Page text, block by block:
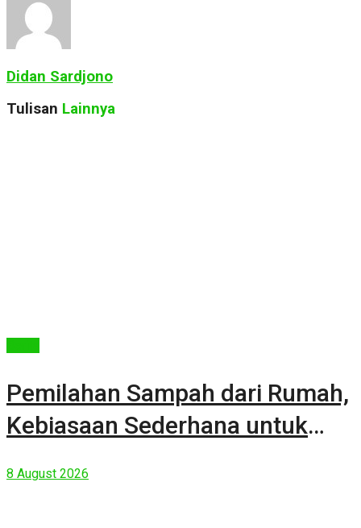
Didan Sardjono
Tulisan Lainnya
Pemilahan Sampah dari Rumah,
Kebiasaan Sederhana untuk
8 August 2026